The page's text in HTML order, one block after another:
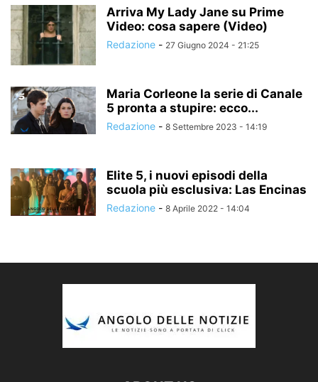
Arriva My Lady Jane su Prime
Video: cosa sapere (Video)
Redazione - 27 Giugno 2024 - 21:25
Maria Corleone la serie di Canale
5 pronta a stupire: ecco...
Redazione - 8 Settembre 2023 - 14:19
Elite 5, i nuovi episodi della
scuola più esclusiva: Las Encinas
Redazione - 8 Aprile 2022 - 14:04